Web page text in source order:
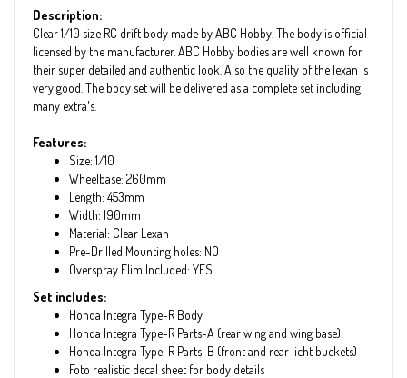
Description:
Clear 1/10 size RC drift body made by ABC Hobby. The body is official
licensed by the manufacturer. ABC Hobby bodies are well known for
their super detailed and authentic look. Also the quality of the lexan is
very good. The body set will be delivered as a complete set including
many extra's.
Features:
Size: 1/10
Wheelbase: 260mm
Length: 453mm
Width: 190mm
Material: Clear Lexan
Pre-Drilled Mounting holes: NO
Overspray Flim Included: YES
Set includes:
Honda Integra Type-R Body
Honda Integra Type-R Parts-A (rear wing and wing base)
Honda Integra Type-R Parts-B (front and rear licht buckets)
Foto realistic decal sheet for body details